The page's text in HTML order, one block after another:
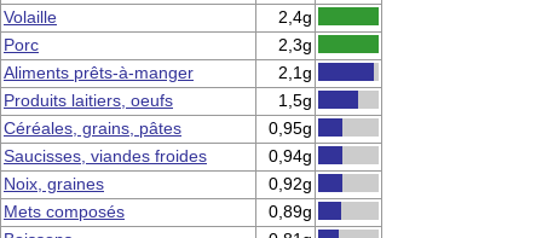
Volaille
2,4g
Porc
2,3g
Aliments prêts-à-manger
2,1g
Produits laitiers, oeufs
1,5g
Céréales, grains, pâtes
0,95g
Saucisses, viandes froides
0,94g
Noix, graines
0,92g
Mets composés
0,89g